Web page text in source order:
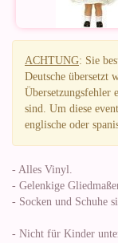
ACHTUNG: Sie
Deutsche übersetzt
sind. Um diese
englische oder
- Alles Vinyl.
- Gelenkige
- Socken und Schuhe
- Nicht für Kinder